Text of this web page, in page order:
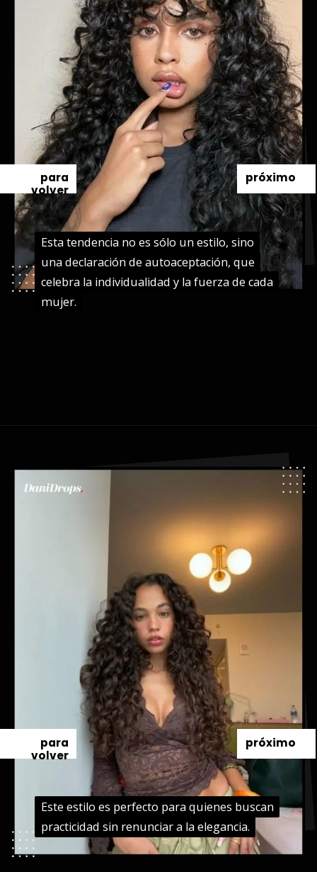
Esta tendencia no es sólo un estilo, sino
una declaración de autoaceptación, que
celebra la individualidad y la fuerza de cada
mujer.
Esta tendencia no es sólo un estilo, sino
una declaración de autoaceptación, que
celebra la individualidad y la fuerza de cada
mujer.
próximo
para
volver
Este estilo es perfecto para quienes buscan
practicidad sin renunciar a la elegancia.
Este estilo es perfecto para quienes buscan
practicidad sin renunciar a la elegancia.
próximo
para
volver